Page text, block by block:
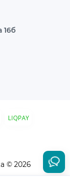
16б
© 2026